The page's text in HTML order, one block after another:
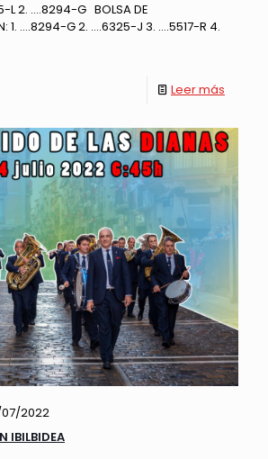
L 2. ….8294-G BOLSA DE
1. ….8294-G 2. ….6325-J 3. ….5517-R 4.
Leer más
2022
IBILBIDEA